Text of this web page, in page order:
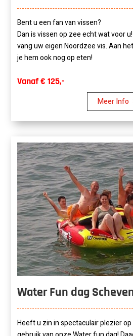
Bent u een fan van vissen?
Dan is vissen op zee echt wat voor
vang uw eigen Noordzee vis. Aan
je hem ook nog op eten!
Vanaf € 125,-
Meer Info
Water Fun dag
Heeft u zin in spectaculair plezier